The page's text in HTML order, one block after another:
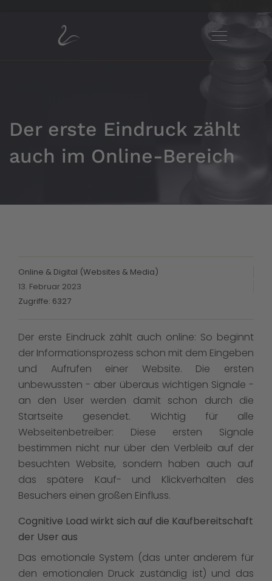
Der erste Eindruck zählt
auch im Online-Bereich
Online & Digital (Websites & Media)
13. Februar 2023
Zugriffe: 6327
Der erste Eindruck zählt auch online: So beginnt
der Informationsprozess schon mit dem Eingeben
und Aufrufen einer Website. Die ersten
unbewussten - aber überaus wichtigen Signale -
an den User werden damit schon durch die
Startseite gesendet. Wichtig für alle
Webseitenbetreiber: Diese ersten Signale
bestimmen nicht nur über den Verbleib auf der
besuchten Website, sondern haben auch auf
das spätere Kauf- und Klickverhalten des
Besuchers einen großen Einfluss.
Cognitive Load wirkt sich auf die Kaufbereitschaft
der User aus
Das emotionale System (das unter anderem für
den emotionalen Druck zuständig ist) und das